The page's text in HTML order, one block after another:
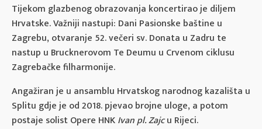
Tijekom glazbenog obrazovanja koncertirao je diljem
Hrvatske. Važniji nastupi: Dani Pasionske baštine u
Zagrebu, otvaranje 52. večeri sv. Donata u Zadru te
nastup u Brucknerovom Te Deumu u Crvenom ciklusu
Zagrebačke filharmonije.
Angažiran je u ansamblu Hrvatskog narodnog kazališta u
Splitu gdje je od 2018. pjevao brojne uloge, a potom
postaje solist Opere HNKIvan pl. Zajcu Rijeci.